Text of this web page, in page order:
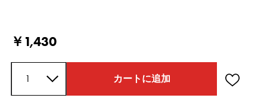
Current Price
￥1,430
カートに追加